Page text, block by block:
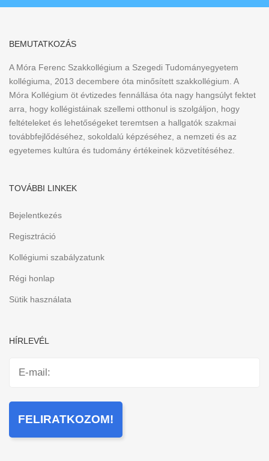
BEMUTATKOZÁS
A Móra Ferenc Szakkollégium a Szegedi Tudományegyetem
kollégiuma, 2013 decembere óta minősített szakkollégium. A
Móra Kollégium öt évtizedes fennállása óta nagy hangsúlyt fektet
arra, hogy kollégistáinak szellemi otthonul is szolgáljon, hogy
feltételeket és lehetőségeket teremtsen a hallgatók szakmai
továbbfejlődéséhez, sokoldalú képzéséhez, a nemzeti és az
egyetemes kultúra és tudomány értékeinek közvetítéséhez.
TOVÁBBI LINKEK
Bejelentkezés
Regisztráció
Kollégiumi szabályzatunk
Régi honlap
Sütik használata
HÍRLEVÉL